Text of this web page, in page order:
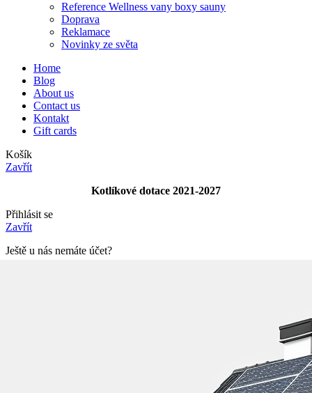
Reference Wellness vany boxy sauny
Doprava
Reklamace
Novinky ze světa
Home
Blog
About us
Contact us
Kontakt
Gift cards
Košík
Zavřít
Kotlíkové dotace 2021-2027
Přihlásit se
Zavřít
Ještě u nás nemáte účet?